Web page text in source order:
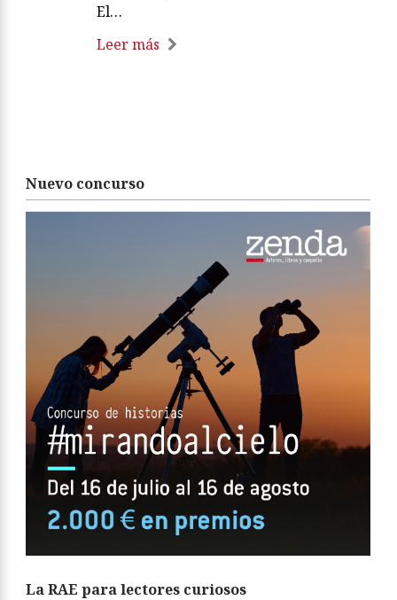
El…
Leer más
Nuevo concurso
La RAE para lectores curiosos